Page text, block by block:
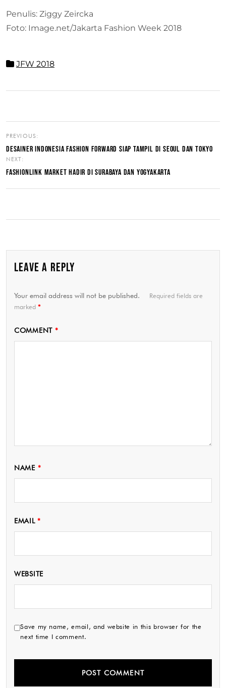
Penulis: Ziggy Zeircka
Foto: Image.net/Jakarta Fashion Week 2018
JFW 2018
PREVIOUS:
DESAINER INDONESIA FASHION FORWARD SIAP TAMPIL DI SEOUL DAN TOKYO
NEXT:
FASHIONLINK MARKET HADIR DI SURABAYA DAN YOGYAKARTA
LEAVE A REPLY
Your email address will not be published.
Required fields are
marked *
COMMENT *
NAME *
EMAIL*
WEBSITE
Save my name, email, and website in this browser for the
next time I comment.